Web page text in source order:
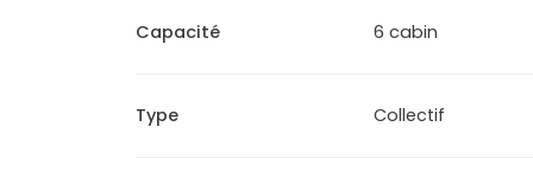
Capacité 6 cabin
Type Collectif